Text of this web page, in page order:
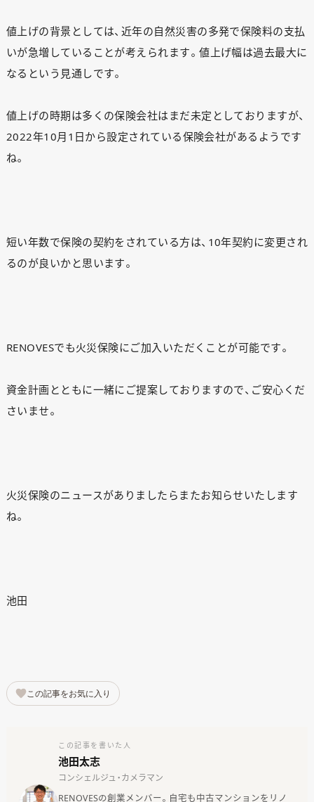
値上げの背景としては、近年の自然災害の多発で保険料の支払
いが急増していることが考えられます。値上げ幅は過去最大に
なるという見通しです。
値上げの時期は多くの保険会社はまだ未定としておりますが、
2022年10月1日から設定されている保険会社があるようです
ね。
短い年数で保険の契約をされている方は、10年契約に変更され
るのが良いかと思います。
RENOVESでも火災保険にご加入いただくことが可能です。
資金計画とともに一緒にご提案しておりますので、ご安心くだ
さいませ。
火災保険のニュースがありましたらまたお知らせいたします
ね。
池田
この記事をお気に入り
この記事を書いた人
池田太志
コンシェルジュ・カメラマン
RENOVESの創業メンバー。自宅も中古マンションをリノ